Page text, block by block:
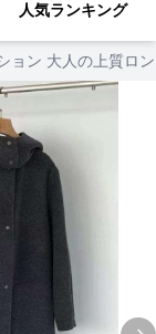
人気ランキング
ョン 大人の上質ロ